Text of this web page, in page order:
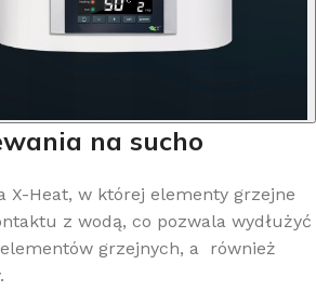
na sucho
X-Heat, w której elementy grzejne
z wodą, co pozwala wydłużyć
grzejnych, a również